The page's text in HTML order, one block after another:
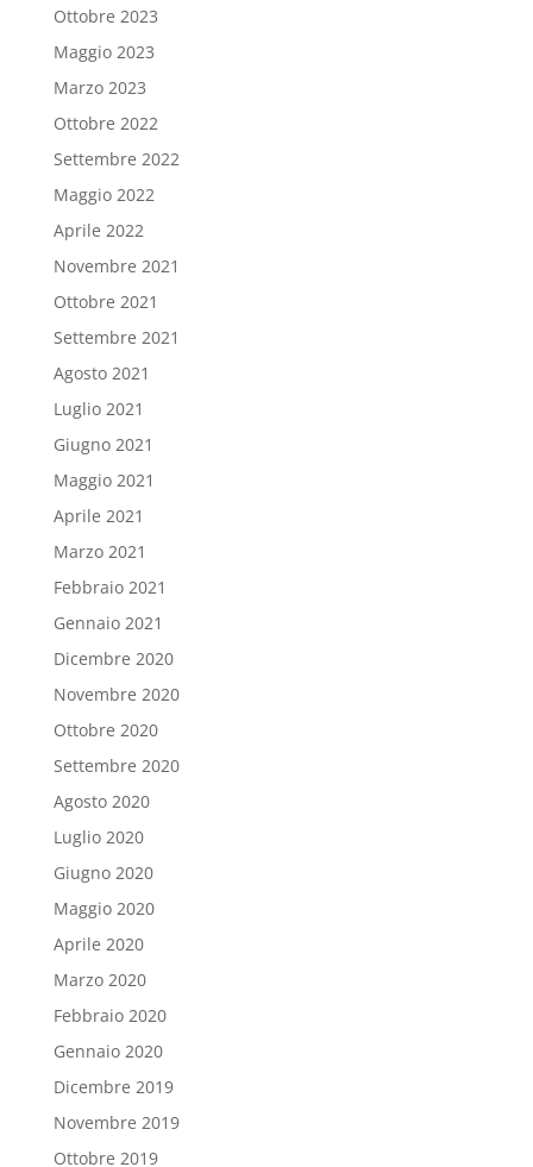
Ottobre 2023
Maggio 2023
Marzo 2023
Ottobre 2022
Settembre 2022
Maggio 2022
Aprile 2022
Novembre 2021
Ottobre 2021
Settembre 2021
Agosto 2021
Luglio 2021
Giugno 2021
Maggio 2021
Aprile 2021
Marzo 2021
Febbraio 2021
Gennaio 2021
Dicembre 2020
Novembre 2020
Ottobre 2020
Settembre 2020
Agosto 2020
Luglio 2020
Giugno 2020
Maggio 2020
Aprile 2020
Marzo 2020
Febbraio 2020
Gennaio 2020
Dicembre 2019
Novembre 2019
Ottobre 2019